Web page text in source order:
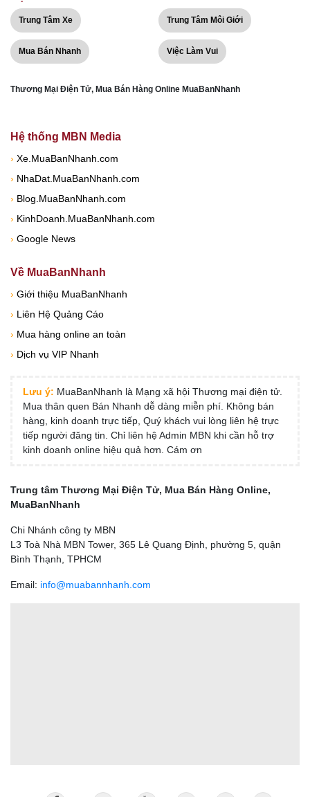
Trung Tâm Xe Trung Tâm Môi Giới
Mua Bán Nhanh Việc Làm Vui
Thương Mại Điện Tử, Mua Bán Hàng Online MuaBanNhanh
Hệ thống MBN Media
› Xe.MuaBanNhanh.com
› NhaDat.MuaBanNhanh.com
› Blog.MuaBanNhanh.com
› KinhDoanh.MuaBanNhanh.com
› Google News
Về MuaBanNhanh
› Giới thiệu MuaBanNhanh
› Liên Hệ Quảng Cáo
› Mua hàng online an toàn
› Dịch vụ VIP Nhanh
Lưu ý: MuaBanNhanh là Mạng xã hội Thương mại điện tử.
Mua thân quen Bán Nhanh dễ dàng miễn phí. Không bán
hàng, kinh doanh trực tiếp, Quý khách vui lòng liên hệ trực
tiếp người đăng tin. Chỉ liên hệ Admin MBN khi cần hỗ trợ
kinh doanh online hiệu quả hơn. Cám ơn
Trung tâm Thương Mại Điện Tử, Mua Bán Hàng Online,
MuaBanNhanh
Chi Nhánh công ty MBN
L3 Toà Nhà MBN Tower, 365 Lê Quang Định, phường 5, quận
Bình Thạnh, TPHCM
Email: info@muabannhanh.com